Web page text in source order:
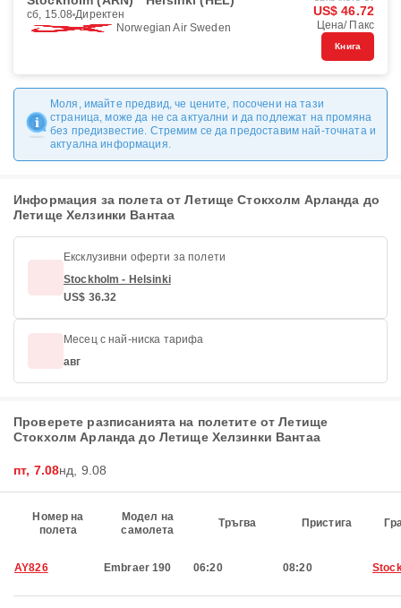
сб, 15.08 Директен
Norwegian Air Sweden
US$ 46.72
Цена/ Пакс
Книга
Моля, имайте предвид, че цените, посочени на тази
страница, може да не са актуални и да подлежат на промяна
без предизвестие. Стремим се да предоставим най-точната и
актуална информация.
Информация за полета от Летище Стокхолм Арланда до
Летище Хелзинки Вантаа
Ексклузивни оферти за полети
Stockholm - Helsinki
US$ 36.32
Месец с най-ниска тарифа
авг
Проверете разписанията на полетите от Летище
Стокхолм Арланда до Летище Хелзинки Вантаа
пт, 7.08нд, 9.08
Номер на
полета
Модел на
самолета
Тръгва Пристига
AY826 Embraer 190 06:20 08:20